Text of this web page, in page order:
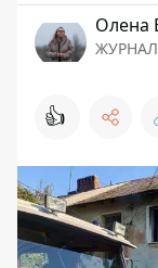
Олена
👍